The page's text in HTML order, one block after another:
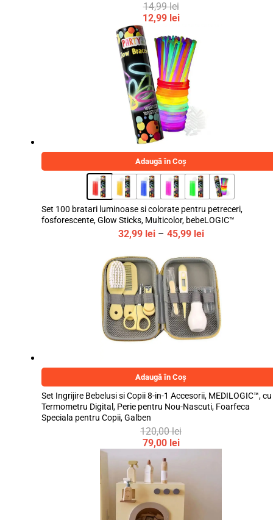
14,99lei
Prețul
a
fost:
14,99 lei.
12,99 lei
curent
este:
12,99 lei.
Adaugă în Coș
Set 100 bratari luminoase si colorate pentru petreceri,
fosforescente, Glow Sticks, Multicolor, bebeLOGIC™
32,99 lei – 45,99 leiInterval
prețuri:
32,99 lei
până
la
45,99 lei
Adaugă în Coș
Set Ingrijire Bebelusi si Copii 8-in-1 Accesorii, MEDILOGIC™, cu
Termometru Digital, Perie pentru Nou-Nascuti, Foarfeca
Speciala pentru Copii, Galben
120,00lei
Prețul
a
fost:
120,00 lei.
79,00 lei
curent
este:
79,00 lei.